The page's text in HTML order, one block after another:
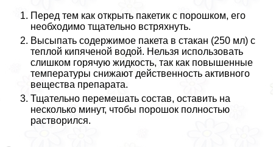
Перед тем как открыть пакетик с порошком, его
необходимо тщательно встряхнуть.
Высыпать содержимое пакета в стакан (250 мл) с
теплой кипяченой водой. Нельзя использовать
слишком горячую жидкость, так как повышенные
температуры снижают действенность активного
вещества препарата.
Тщательно перемешать состав, оставить на
несколько минут, чтобы порошок полностью
растворился.